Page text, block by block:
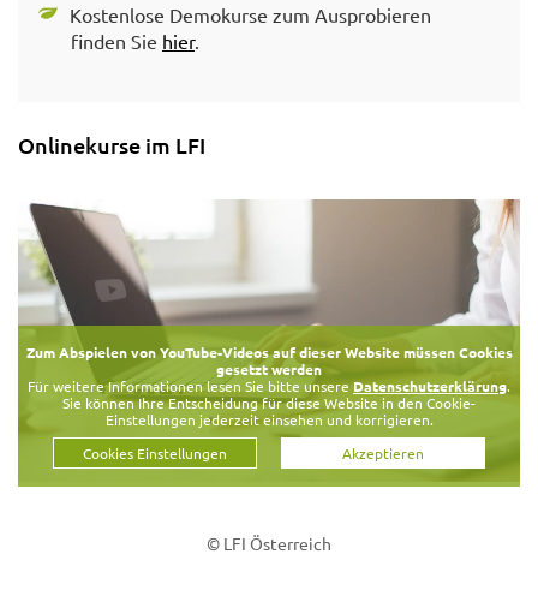
Kostenlose Demokurse zum Ausprobieren
finden Sie hier.
Onlinekurse im LFI
Zum Abspielen von YouTube-Videos auf dieser Website müssen Cookies
gesetzt werden
Für weitere Informationen lesen Sie bitte unsereDatenschutzerklärung.
Sie können Ihre Entscheidung für diese Website in den Cookie-
Einstellungen jederzeit einsehen und korrigieren.
Akzeptieren
Cookies Einstellungen
© LFI Österreich